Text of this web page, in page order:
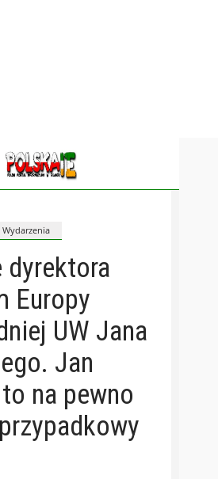
Wydarzenia
dyrektora
Europy
UW Jana
Jan
na pewno